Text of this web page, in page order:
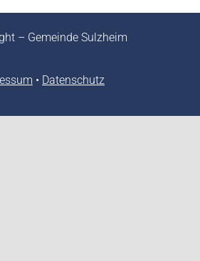
– Gemeinde Sulzheim
• Datenschutz